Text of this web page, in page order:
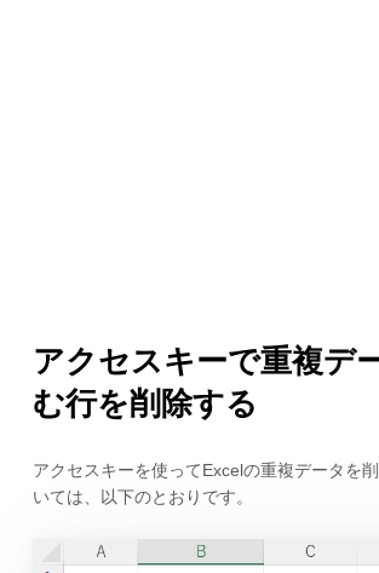
アクセスキーで重複デ
む行を削除する
アクセスキーを使ってExcelの重複データを
いては、以下のとおりです。